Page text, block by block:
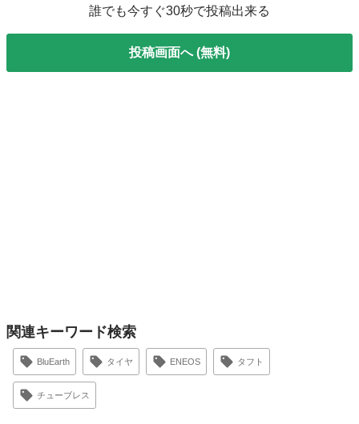
誰でも今すぐ30秒で投稿出来る
投稿画面へ (無料)
関連キーワード検索
BluEarth タイヤ ENEOS タフト
チューブレス